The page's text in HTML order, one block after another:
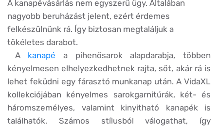
A kanapévásárlás nem egyszerű ügy. Általában
nagyobb beruházást jelent, ezért érdemes
felkészülnünk rá. Így biztosan megtaláljuk a
tökéletes darabot.
A kanapé a pihenősarok alapdarabja, többen
kényelmesen elhelyezkedhetnek rajta, sőt, akár rá is
lehet feküdni egy fárasztó munkanap után. A VidaXL
kollekciójában kényelmes sarokgarnitúrák, két- és
háromszemélyes, valamint kinyitható kanapék is
találhatók. Számos stílusból válogathat, így